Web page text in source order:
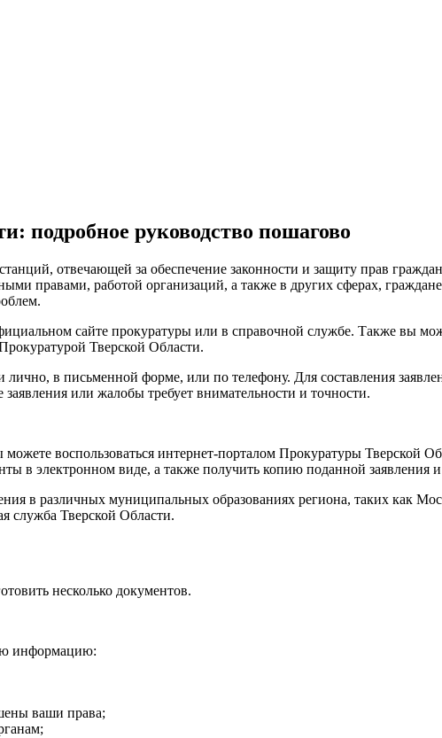
подробное руководство пошагово
отвечающей за обеспечение законности и защиту прав
правами, работой организаций, а также в других сферах,
сайте прокуратуры или в справочной службе. Также вы
Тверской Области.
в письменной форме, или по телефону. Для составления
или жалобы требует внимательности и точности.
воспользоваться интернет-порталом Прокуратуры Тверской
в электронном виде, а также получить копию поданной заявления
в различных муниципальных образованиях региона, таких как
служба Тверской Области.
несколько документов.
информацию:
ваши права;